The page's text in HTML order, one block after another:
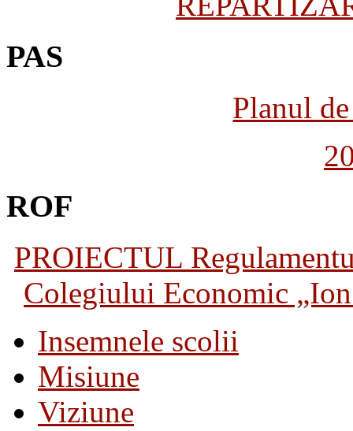
PAS
Planul
ROF
PROIECTUL
Colegiului Economic
Insemnele scolii
Misiune
Viziune